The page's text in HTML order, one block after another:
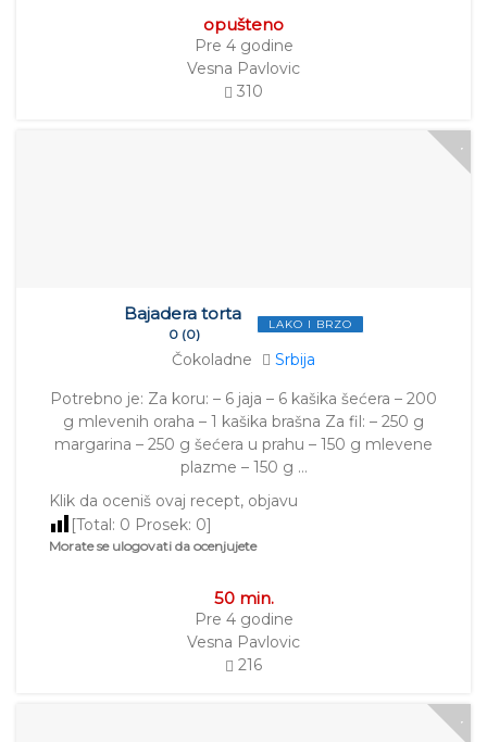
opušteno
Pre 4 godine
Vesna Pavlovic
310
Bajadera torta
0 (0)
LAKO I BRZO
Čokoladne
Srbija
Potrebno je: Za koru: – 6 jaja – 6 kašika šećera – 200
g mlevenih oraha – 1 kašika brašna Za fil: – 250 g
margarina – 250 g šećera u prahu – 150 g mlevene
plazme – 150 g …
Klik da oceniš ovaj recept, objavu
[Total: 0 Prosek: 0]
Morate se ulogovati da ocenjujete
50 min.
Pre 4 godine
Vesna Pavlovic
216